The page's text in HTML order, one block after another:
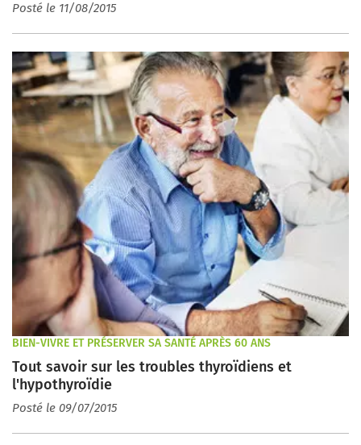
Posté le 11/08/2015
BIEN-VIVRE ET PRÉSERVER SA SANTÉ APRÈS 60 ANS
Tout savoir sur les troubles thyroïdiens et
l'hypothyroïdie
Posté le 09/07/2015